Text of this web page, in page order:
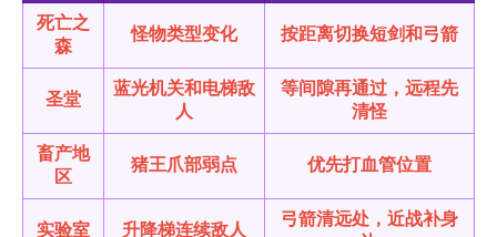
死亡之
森
怪物类型变化 按距离切换短剑和弓箭
圣堂
蓝光机关和电梯敌
人
等间隙再通过，远程先
清怪
畜产地
区
猪王爪部弱点 优先打血管位置
实验室 升降梯连续敌人
弓箭清远处，近战补身